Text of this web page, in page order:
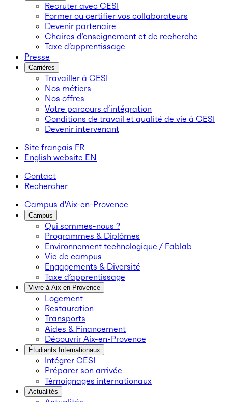
Recruter avec CESI
Former ou certifier vos collaborateurs
Devenir partenaire
Chaires d’enseignement et de recherche
Taxe d’apprentissage
Presse
Carrières
Travailler à CESI
Nos métiers
Nos offres
Votre parcours d’intégration
Conditions de travail et qualité de vie à CESI
Devenir intervenant
Site français FR
English website EN
Contact
Rechercher
Campus d'Aix-en-Provence
Campus
Qui sommes-nous ?
Programmes & Diplômes
Environnement technologique / Fablab
Vie de campus
Engagements & Diversité
Taxe d’apprentissage
Vivre à Aix-en-Provence
Logement
Restauration
Transports
Aides & Financement
Découvrir Aix-en-Provence
Étudiants Internationaux
Intégrer CESI
Préparer son arrivée
Témoignages internationaux
Actualités